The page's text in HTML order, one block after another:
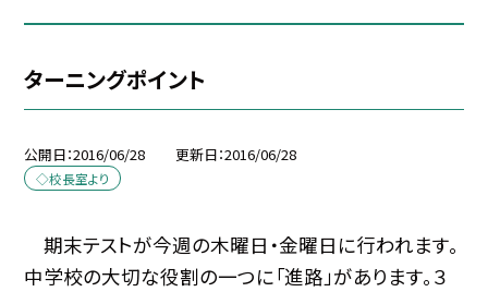
ターニングポイント
公開日 2016/06/28 更新日 2016/06/28
◇校長室より
期末テストが今週の木曜日・金曜日に行われます。
中学校の大切な役割の一つに「進路」があります。３